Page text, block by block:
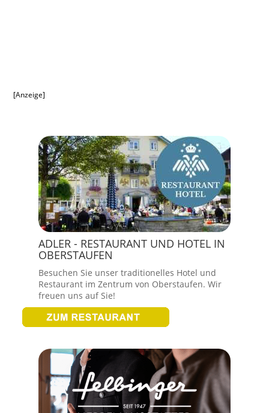
[Anzeige]
ADLER - RESTAURANT UND HOTEL IN
OBERSTAUFEN
Besuchen Sie unser traditionelles Hotel und
Restaurant im Zentrum von Oberstaufen. Wir
freuen uns auf Sie!